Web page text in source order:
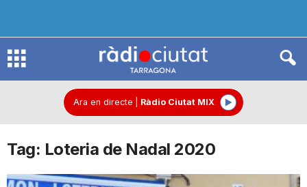
R
d
Ara en directe Ràdio Ciutat MIX
Tag: Loteria de Nadal 2020